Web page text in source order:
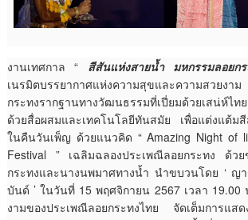
งานเทศกาล “ สีสันแห่งสายน้ำ มหกรรมลอยกร
เนรมิตบรรยากาศแห่งความสุขและความสวยงา
กระทงรากฐานทางวัฒนธรรมที่เปี่ยมด้วยเสน่ห์ไ
ด้วยสื่อผสมและเทคโนโลยีทันสมัย เพื่อแต่งแต้มสี
ในคืนวันเพ็ญ ด้วยแนวคิด “ Amazing Night of
Festival ” เฉลิมฉลองประเพณีลอยกระทง ด้ว
กระทงและนางนพมาศทางน้ำ นำขบวนโดย ‘ ญ
บันด์ ’ ในวันที่ 15 พฤศจิกายน 2567 เวลา 19.00
งามของประเพณีลอยกระทงไทย จัดเต็มการแส